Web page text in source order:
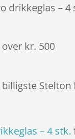
drikkeglas – 4
over kr. 500
– 4 stk.